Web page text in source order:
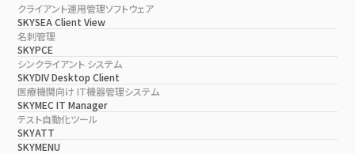
クライアント運用管理ソフトウェア
SKYSEA Client View
名刺管理
SKYPCE
シンクライアント システム
SKYDIV Desktop Client
医療機関向け IT機器管理システム
SKYMEC IT Manager
テスト自動化ツール
SKYATT
SKYMENU